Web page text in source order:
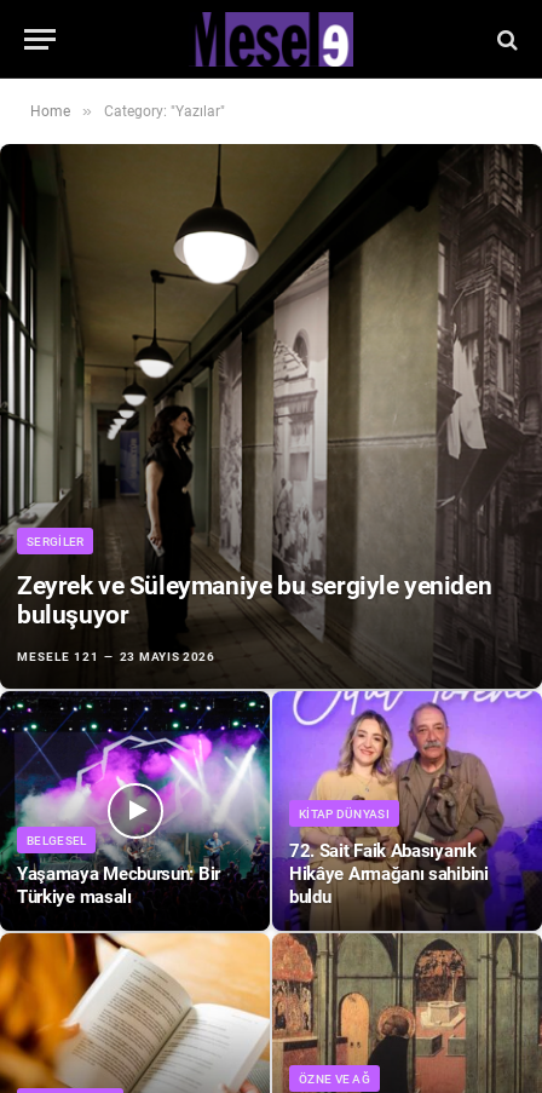
Home » Category: "Yazılar"
SERGILER
Zeyrek ve Süleymaniye bu sergiyle yeniden
buluşuyor
MESELE 121 23 MAYIS 2026
BELGESEL
Yaşamaya Mecbursun: Bir
Türkiye masalı
KITAP DÜNYASI
72. Sait Faik Abasıyanık
Hikâye Armağanı sahibini
buldu
ÖZNE VE AĞ